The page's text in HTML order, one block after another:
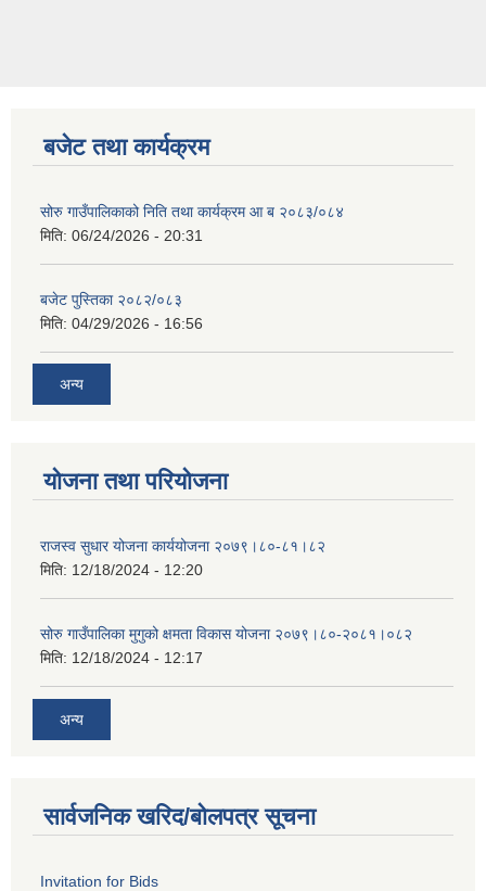
बजेट तथा कार्यक्रम
सोरु गाउँपालिकाको निति तथा कार्यक्रम आ ब २०८३/०८४
मिति: 06/24/2026 - 20:31
बजेट पुस्तिका २०८२/०८३
मिति: 04/29/2026 - 16:56
अन्य
योजना तथा परियोजना
राजस्व सुधार योजना कार्ययोजना २०७९।८०-८१।८२
मिति: 12/18/2024 - 12:20
सोरु गाउँपालिका मुगुको क्षमता विकास योजना २०७९।८०-२०८१।०८२
मिति: 12/18/2024 - 12:17
अन्य
सार्वजनिक खरिद/बोलपत्र सूचना
Invitation for Bids